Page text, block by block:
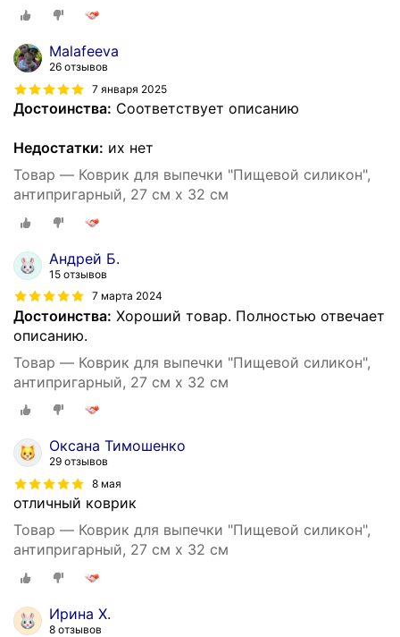
Malafeeva
26 отзывов
7 января 2025
Достоинства: Соответствует описанию
Недостатки: их нет
Товар — Коврик для выпечки "Пищевой силикон",
антипригарный, 27 см x 32 см
Андрей Б.
15 отзывов
7 марта 2024
Достоинства: Хороший товар. Полностью отвечает
описанию.
Товар — Коврик для выпечки "Пищевой силикон",
антипригарный, 27 см x 32 см
Оксана Тимошенко
29 отзывов
8 мая
отличный коврик
Товар — Коврик для выпечки "Пищевой силикон",
антипригарный, 27 см x 32 см
Ирина Х.
8 отзывов